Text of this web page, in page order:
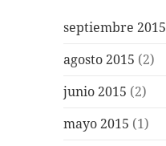
septiembre 2015
agosto 2015 (2)
junio 2015 (2)
mayo 2015 (1)